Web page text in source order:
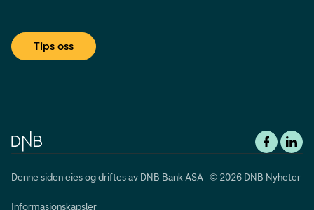
Tips oss
Denne siden eies og driftes av DNB Bank ASA © 2026 DNB Nyheter
Informasjonskapsler